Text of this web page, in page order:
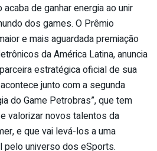
de ganhar energia ao unir
dos games. O Prêmio
e mais aguardada premiação
da América Latina, anuncia
estratégica oficial de sua
junto com a segunda
do Game Petrobras”, que tem
valorizar novos talentos da
e que vai levá-los a uma
pelo universo dos eSports.